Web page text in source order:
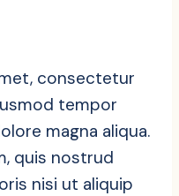
consectetur
tempor
magna aliqua.
quis nostrud
nisi ut aliquip